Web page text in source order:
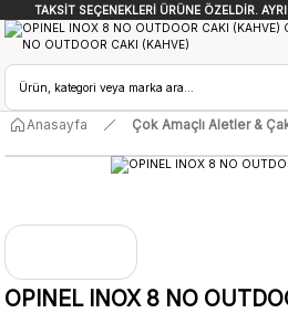
TAKSİT SEÇENEKLERİ ÜRÜNE ÖZELDİR.
Anasayfa Çok Amaçlı Aletler &
OPINEL INOX 8 NO